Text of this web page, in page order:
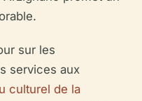
sur les
services aux
culturel de la